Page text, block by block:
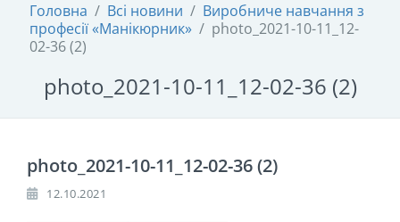
Головна / Всі новини / Виробниче навчання з
професії «Манікюрник» / photo_2021-10-11_12-
02-36 (2)
photo_2021-10-11_12-02-36 (2)
photo_2021-10-11_12-02-36 (2)
12.10.2021